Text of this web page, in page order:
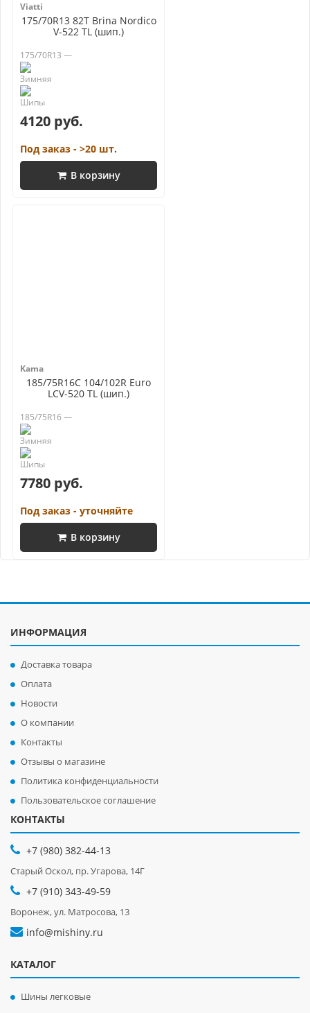
Viatti
175/70R13 82T Brina Nordico
V-522 TL (шип.)
175/70R13 —
4120 руб.
Под заказ - >20 шт.
В корзину
Kama
185/75R16C 104/102R Euro
LCV-520 TL (шип.)
185/75R16 —
7780 руб.
Под заказ - уточняйте
В корзину
ИНФОРМАЦИЯ
Доставка товара
Оплата
Новости
О компании
Контакты
Отзывы о магазине
Политика конфиденциальности
Пользовательское соглашение
КОНТАКТЫ
+7 (980) 382-44-13
Старый Оскол, пр. Угарова, 14Г
+7 (910) 343-49-59
Воронеж, ул. Матросова, 13
info@mishiny.ru
КАТАЛОГ
Шины легковые